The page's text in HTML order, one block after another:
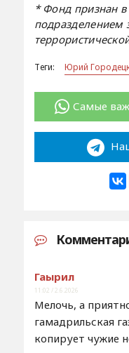
* Фонд признан
подразделением
Теги: Юрий
Самые
Гаырил
11:02 / 2.6.2026
Мелочь, а
гамадрильская
копирует чужие